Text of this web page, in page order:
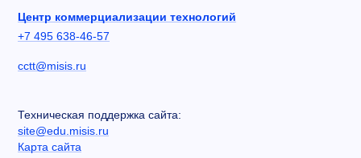
Центр коммерциализации технологий
+7 495 638-46-57
cctt@misis.ru
Техническая поддержка сайта:
site@edu.misis.ru
Карта сайта